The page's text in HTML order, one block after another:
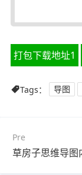
打包下载地址1
Tags： 导图
Pre